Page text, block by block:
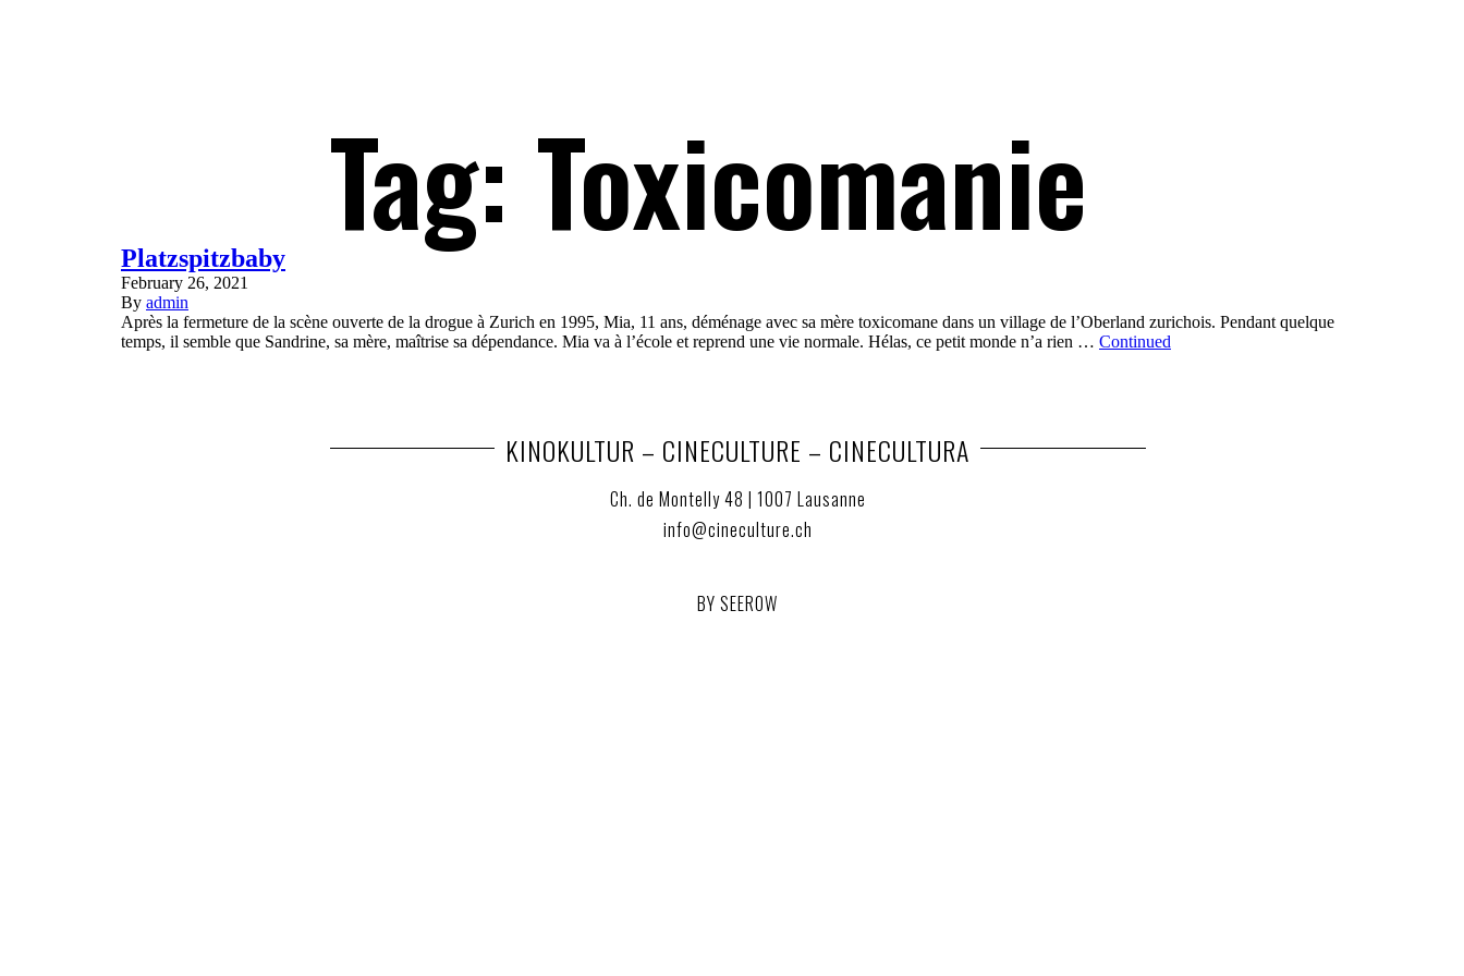
Tag: Toxicomanie
Platzspitzbaby
February 26, 2021
By admin
Après la fermeture de la scène ouverte de la drogue à Zurich en 1995, Mia, 11 ans, déménage avec sa mère toxicomane dans un village de l’Oberland zurichois. Pendant quelque
temps, il semble que Sandrine, sa mère, maîtrise sa dépendance. Mia va à l’école et reprend une vie normale. Hélas, ce petit monde n’a rien … Continued
KINOKULTUR – CINECULTURE – CINECULTURA
Ch. de Montelly 48 | 1007 Lausanne
info@cineculture.ch
BY SEEROW